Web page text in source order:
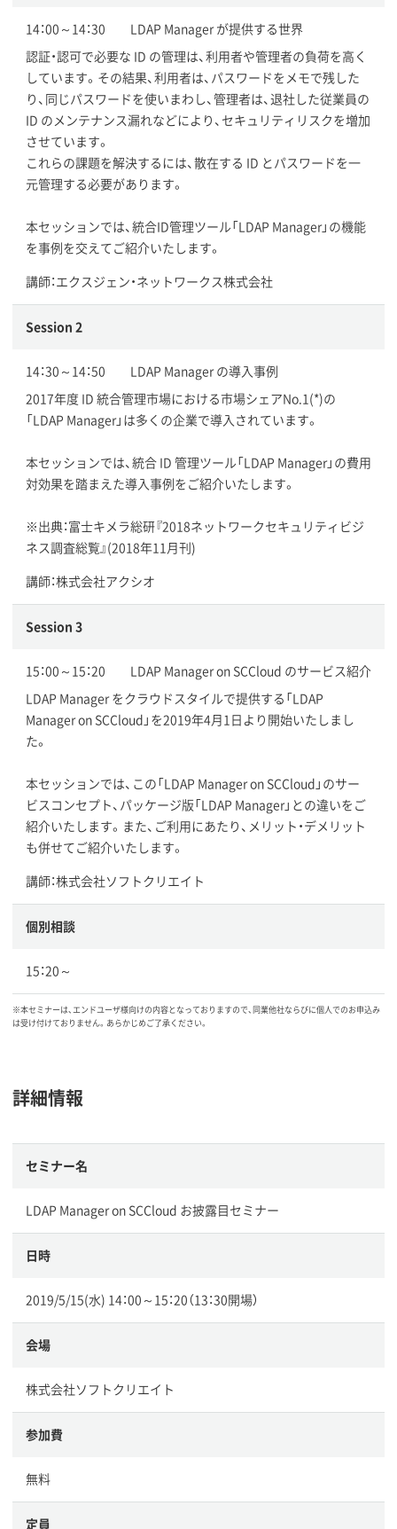
14：00～14：30 LDAP Manager が提供する世界
認証・認可で必要な ID の管理は、利用者や管理者の負荷を高く
しています。その結果、利用者は、パスワードをメモで残した
り、同じパスワードを使いまわし、管理者は、退社した従業員の
ID のメンテナンス漏れなどにより、セキュリティリスクを増加
させています。
これらの課題を解決するには、散在する ID とパスワードを一
元管理する必要があります。
本セッションでは、統合ID管理ツール「LDAP Manager」の機能
を事例を交えてご紹介いたします。
講師：エクスジェン・ネットワークス株式会社
Session 2
14：30～14：50 LDAP Manager の導入事例
2017年度 ID 統合管理市場における市場シェアNo.1(*)の
「LDAP Manager」は多くの企業で導入されています。
本セッションでは、統合 ID 管理ツール「LDAP Manager」の費用
対効果を踏まえた導入事例をご紹介いたします。
※出典：富士キメラ総研『2018ネットワークセキュリティビジ
ネス調査総覧』(2018年11月刊)
講師：株式会社アクシオ
Session 3
15：00～15：20 LDAP Manager on SCCloud のサービス紹介
LDAP Manager をクラウドスタイルで提供する「LDAP
Manager on SCCloud」を2019年4月1日より開始いたしまし
た。
本セッションでは、この「LDAP Manager on SCCloud」のサー
ビスコンセプト、パッケージ版「LDAP Manager」との違いをご
紹介いたします。また、ご利用にあたり、メリット・デメリット
も併せてご紹介いたします。
講師：株式会社ソフトクリエイト
個別相談
15：20～
※本セミナーは、エンドユーザ様向けの内容となっておりますので、同業他社ならびに個人でのお申込み
は受け付けておりません。あらかじめご了承ください。
詳細情報
セミナー名
LDAP Manager on SCCloud お披露目セミナー
日時
2019/5/15(水) 14：00～15：20（13：30開場）
会場
株式会社ソフトクリエイト
参加費
無料
定員